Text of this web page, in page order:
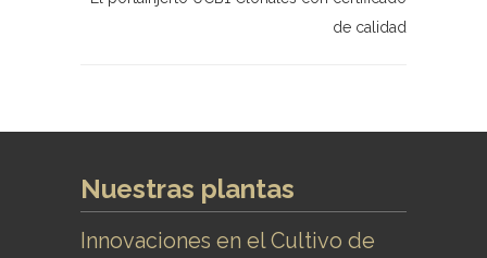
de calidad
Nuestras plantas
Innovaciones en el Cultivo de